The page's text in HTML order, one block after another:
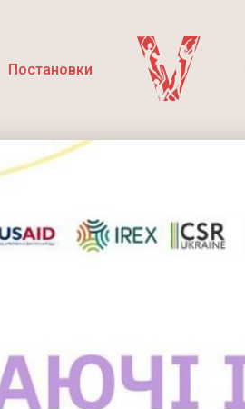
Постановки